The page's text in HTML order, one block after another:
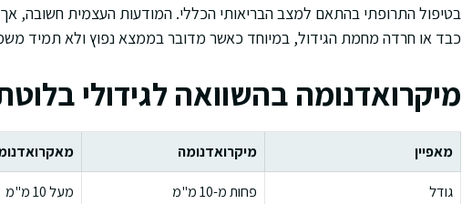
בטיפול התרופתי בהתאם למצב הבריאותי הכללי. המודעות העצמית חשובה,
כבד או חרדה מחמת הגידול, במיוחד כאשר מדובר בממצא נפוץ ולא תמיד
מיקרואדנומה בהשוואה לגידולי
מאפיין מיקרואדנומה
גודל
פחות מ-10 מ"מ
מעל 10 מ"מ